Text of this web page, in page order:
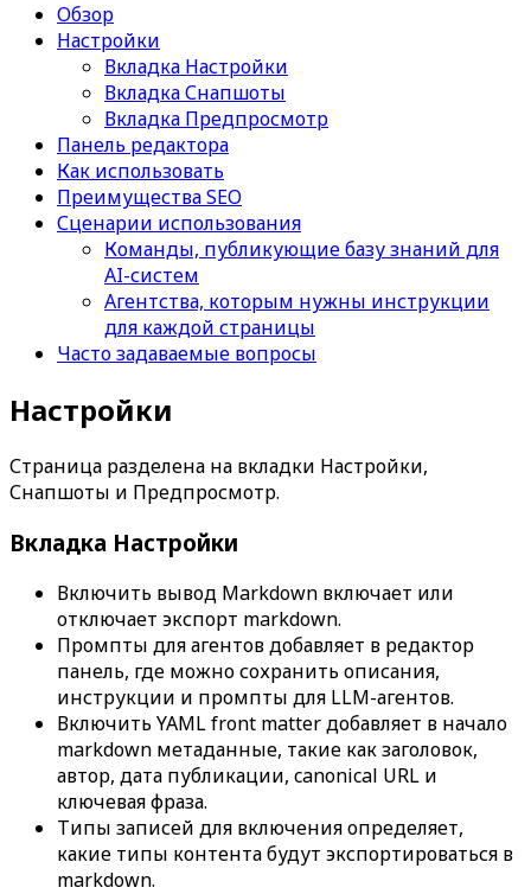
Обзор
Настройки
Вкладка Настройки
Вкладка Снапшоты
Вкладка Предпросмотр
Панель редактора
Как использовать
Преимущества SEO
Сценарии использования
Команды, публикующие базу знаний для
AI-систем
Агентства, которым нужны инструкции
для каждой страницы
Часто задаваемые вопросы
Настройки
Страница разделена на вкладки Настройки,
Снапшоты и Предпросмотр.
Вкладка Настройки
Включить вывод Markdown включает или
отключает экспорт markdown.
Промпты для агентовдобавляет в редактор
панель, где можно сохранить описания,
инструкции и промпты для LLM-агентов.
Включить YAML front matterдобавляет в начало
markdown метаданные, такие как заголовок,
автор, дата публикации, canonical URL и
ключевая фраза.
Типы записей для включенияопределяет,
какие типы контента будут экспортироваться в
markdown.